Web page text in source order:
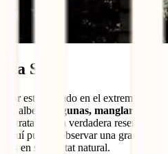
Sur
está ubicado en el extremo sur
alberga
lagunas, manglares,
. Se trata de una verdadera reserva
puedes observar una gran
en su hábitat natural.